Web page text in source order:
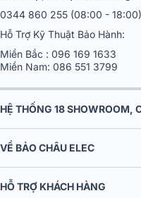
Hỗ Trợ Kỹ Thuật Bảo Hành:
Miền Bắc :096 169 1633
Miền Nam:
086 551 3799
HỆ THỐNG 18 SHOWROOM,